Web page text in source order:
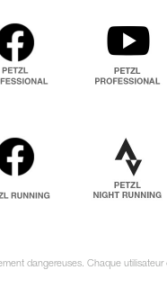
dangereuses. Chaque